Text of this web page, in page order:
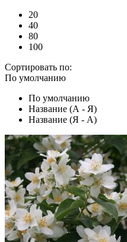
20
40
80
100
Сортировать по:
По умолчанию
По умолчанию
Название (А - Я)
Название (Я - А)